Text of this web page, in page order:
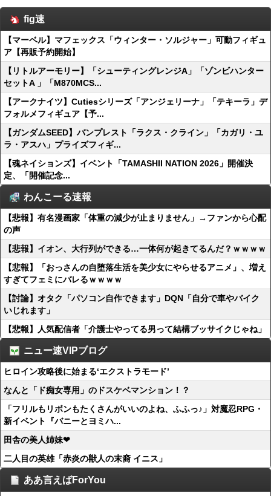
fig速
【マーベル】マフェックス「ウィンター・ソルジャー」可動フィギュ
ア【再販予約開始】
【リトルアーモリー】「シューティングレンジA」「ゾンビハンター
セットA 」「M870MCS...
【アークナイツ】Cutiesシリーズ「アンジェリーナ」「テキーラ」デ
フォルメフィギュア【予...
【ガンダムSEED】バンプレスト「ラクス・クライン」「カガリ・ユ
ラ・アスハ」プライズフィギ...
【魂ネイションズ】イベント「TAMASHII NATION 2026」開催決
定、「開催記念...
わんこーる速報
【悲報】有名漫画家「体重の減少が止まりません」→ファンから心配
の声
【悲報】イオン、大行列ができる…一体何が起きてるんだ？ｗｗｗｗ
【悲報】「おっさんの自堕落生活を美少女にやらせるアニメ」、増え
すぎてフェミにバレるｗｗｗｗ
【討論】オタク「パソコン自作できます」DQN「自分で車やバイク
いじれます」
【悲報】人気配信者「介護士やってる男って結構ブッサイクじゃね」
ニュー速VIPブログ
ヒロイン攻略後に始まる‘エクストラモード’
なんと「ド痴女専用」のドスケベマンション！？
「フリルもリボンもたくさんがいいのよね、ふふっ♪」対魔忍RPG・
新イベント『バニーとヨミハ...
田舎の美人姉妹❤
二人目の英雄「赤炎の獣人の末裔 イニス」
ああ言えばForYou